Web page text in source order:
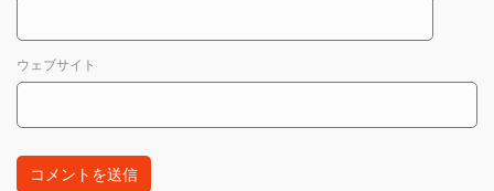
ウェブサイト